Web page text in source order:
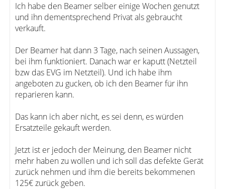
Ich habe den Beamer selber einige Wochen genutzt
und ihn dementsprechend Privat als gebraucht
verkauft.
Der Beamer hat dann 3 Tage, nach seinen Aussagen,
bei ihm funktioniert. Danach war er kaputt (Netzteil
bzw das EVG im Netzteil). Und ich habe ihm
angeboten zu gucken, ob ich den Beamer für ihn
reparieren kann.
Das kann ich aber nicht, es sei denn, es würden
Ersatzteile gekauft werden.
Jetzt ist er jedoch der Meinung, den Beamer nicht
mehr haben zu wollen und ich soll das defekte Gerät
zurück nehmen und ihm die bereits bekommenen
125€ zurück geben.